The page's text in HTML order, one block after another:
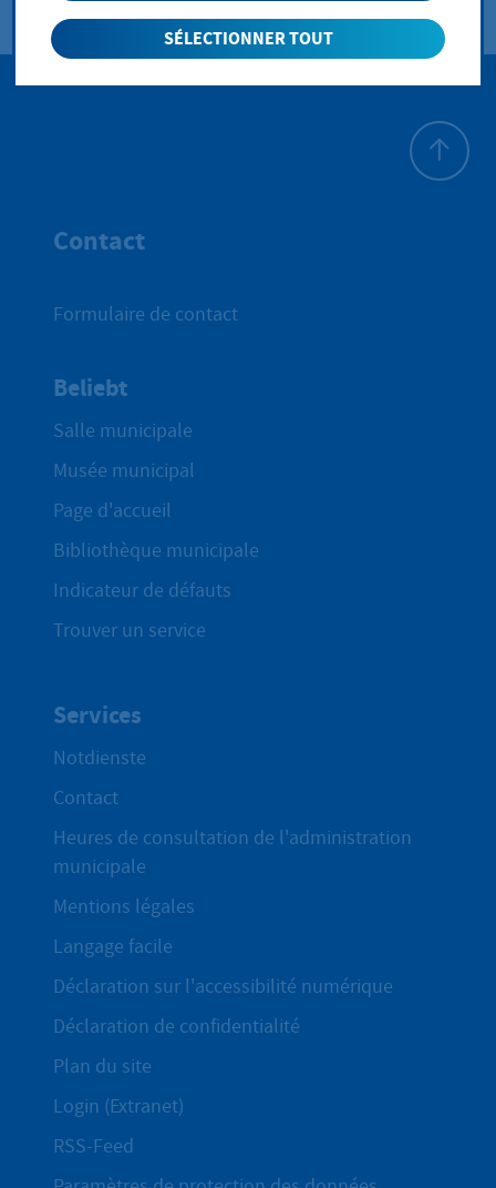
Contact
Formulaire de contact
Beliebt
Salle municipale
Musée municipal
Page d'accueil
Bibliothèque municipale
Indicateur de défauts
Trouver un service
Services
Notdienste
Contact
Heures de consultation de l'administration
municipale
Mentions légales
Langage facile
Déclaration sur l'accessibilité numérique
Déclaration de confidentialité
Plan du site
Login (Extranet)
RSS-Feed
SÉLECTIONNER TOUT